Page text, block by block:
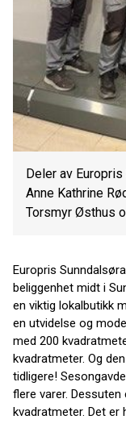
Deler av
Anne Kathrine
Torsmyr Østhus
Europris
beliggenhet midt i
en viktig lokalbutikk
en utvidelse og
med 200
kvadratmeter. Og
tidligere!
flere varer.
kvadratmeter. Det er